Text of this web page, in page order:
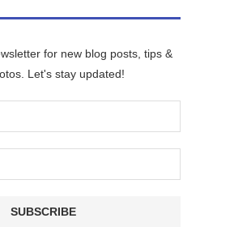
for new blog posts, tips &
Let's stay updated!